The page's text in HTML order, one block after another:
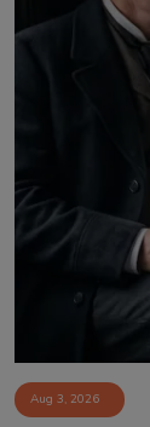
Aug 3, 2026